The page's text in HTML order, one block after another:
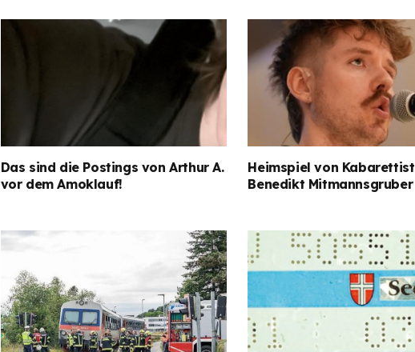
Das sind die Postings von Arthur A.
vor dem Amoklauf!
Heimspiel von Kabarettist
Benedikt Mitmannsgruber